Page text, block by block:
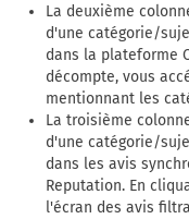
La deuxième
d'une catégorie/
dans la plateforme
décompte, vous
mentionnant les
La troisième
d'une catégorie/
dans les avis
Reputation. En
l'écran des avis